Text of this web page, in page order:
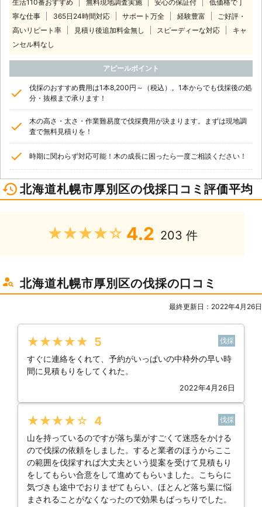
生活110番おすすめ 無料現地調査実施 安心の保証付
低価格で丁
寧な仕事
365日24時間対応 サポート万全 経験豊富
ご好評・
高いリピート率
見積り後追加料金無し スピーディーな対応
キャ
ンセル料なし
アピールポイント
伐採のおすすめ費用は1本8,200円～（税込）。1本からでも伐採後の処
分・抜根まで承ります！
木の高さ・太さ・作業難易度で伐採費用が決まります。まずは現地調
査で無料見積りを！
時期に関わらず対応可能！木の成長に困ったら一度ご相談ください！
北海道札幌市厚別区の伐採口コミ評価平均
★★★★★ 4.2 203 件
北海道札幌市厚別区の伐採の口コミ
最終更新日：2022年4月26日
★★★★★ 5 伐採
すぐに連絡をくれて、予約がいっぱいの中枠外の早い時
間に見積もりをしてくれた。
2022年4月26日
★★★★★ 4 伐採
山を持っているのですが落ち葉がすごくて迷惑をかける
ので伐採の依頼をしました。すると業者のほうからここ
の範囲を伐採すれば大丈夫という提案を受けて見積もり
をしてもらい合意をして進めてもらいました。こちらに
気づきも途中でおりまぜてもらい、ほとんど落ち葉に悩
まされることがなくなったので効果もばっちりでした。